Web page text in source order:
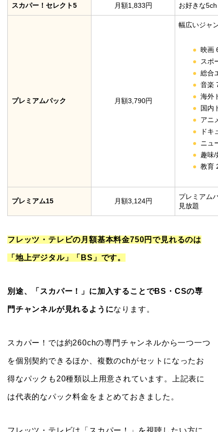
スカパー！セレクト5 月額1,833円 お好きな
プレミアムパック 月額3,790円
幅広いジャ
映画
スポ
総合
音楽
海外
国内
アニ
ドキ
ニュ
趣味/
教育
プレミアム15 月額3,124円
プレミアム
見放題
フレッツ・テレビの月額基本料金750円で見れるのは
「地上デジタル」「BS」です。
別途、「スカパー！」に加入することでBS・CSの専
門チャンネルが見れるようになります。
スカパー！では約260chの専門チャンネルから一つ一つ
を個別契約できるほか、複数のchがセットになったお
得なパックも20種類以上用意されています。上記表に
は代表的なパック料金をまとめておきました。
フレッツ・テレビは「スカパー！」を視聴したい方に